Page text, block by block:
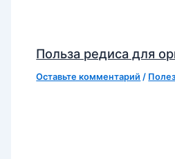
Польза редиса для
Оставьте комментарий /